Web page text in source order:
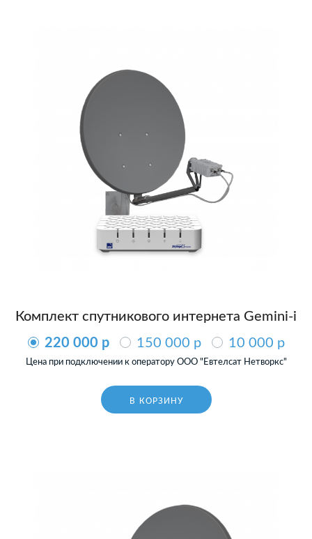
Комплект спутникового интернета Gemini-i
220 000 p
150 000 p 10 000 p
Цена при подключении к оператору ООО "Евтелсат Нетворкс"
В КОРЗИНУ